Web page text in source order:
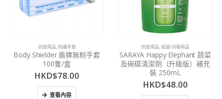
抗疫用品,防護手套
Body Shielder 盾牌無粉手套
100隻/盒
HKD$78.00
查看內容
抗疫用品,殺菌/消毒用品
SARAYA Happy Elephant 蔬菜
及碗碟清潔劑（升級版）補充
裝 250mL
HKD$48.00